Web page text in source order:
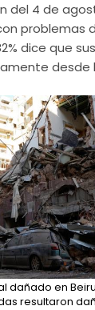
del 4 de
problemas
dice que
desde
dañado en
resultaron